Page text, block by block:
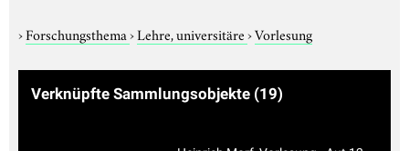
›Forschungsthema›Lehre, universitäre›Vorlesung
Verknüpfte Sammlungsobjekte (19)